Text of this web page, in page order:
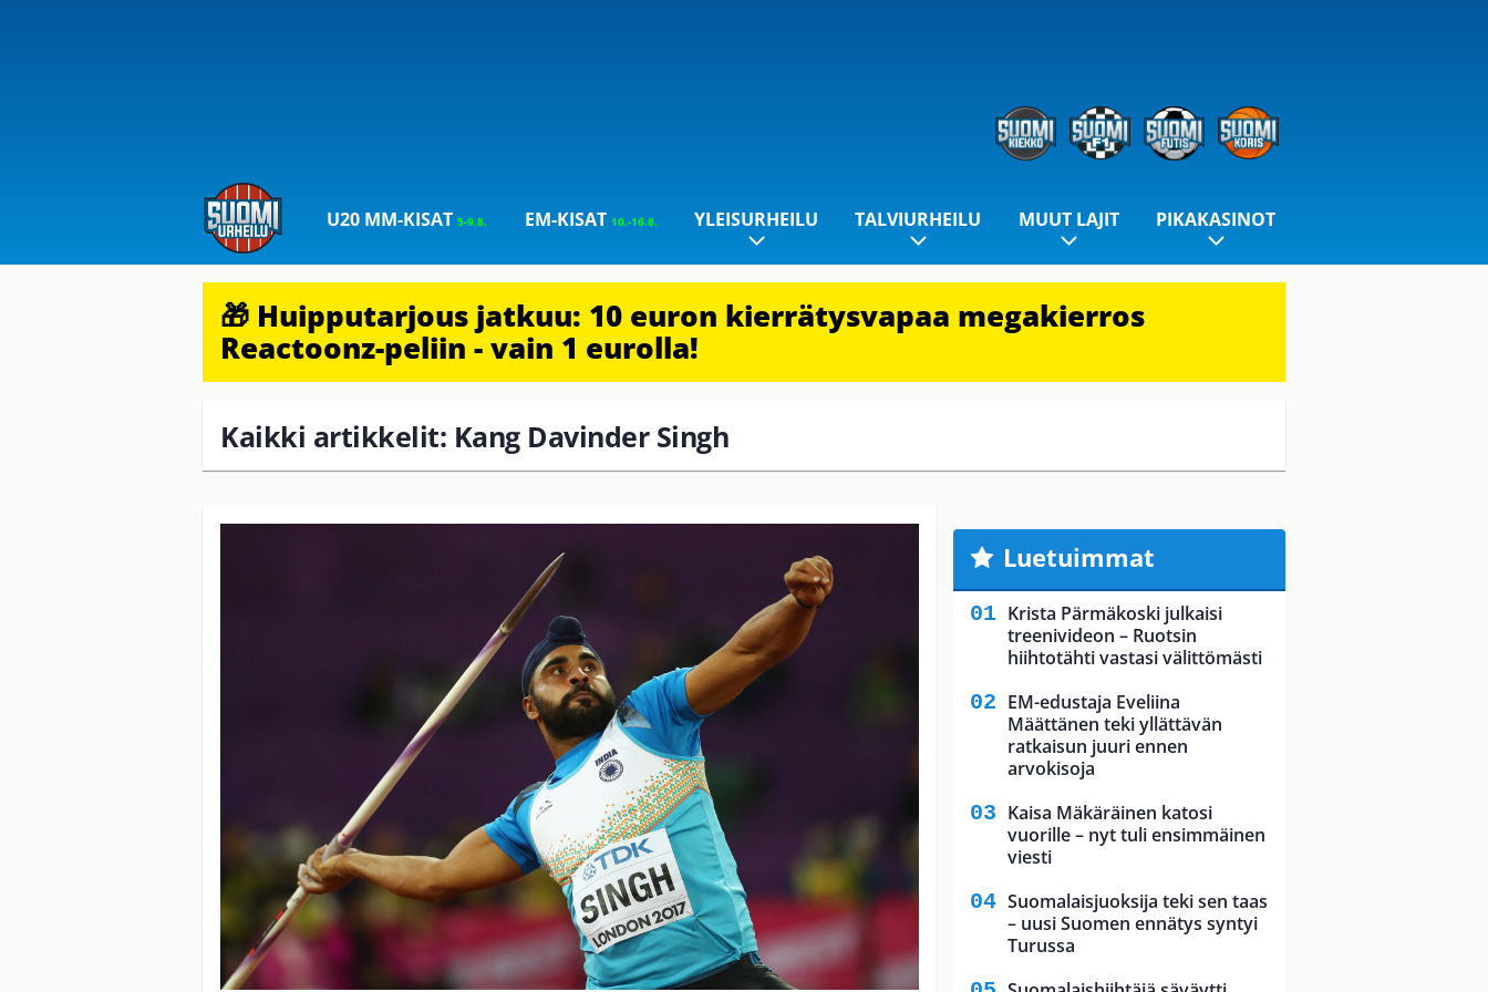
U20 MM-KISAT5-9.8. EM-KISAT 10.-16.8. YLEISURHEILU TALVIURHEILU MUUT LAJIT PIKAKASINOT
🎁 Huipputarjous jatkuu: 10 euron kierrätysvapaa megakierros
Reactoonz-peliin - vain 1 eurolla!
Kaikki artikkelit: Kang Davinder Singh
Luetuimmat
Krista Pärmäkoski julkaisi
treenivideon – Ruotsin
hiihtotähti vastasi välittömästi
EM-edustaja Eveliina
Määttänen teki yllättävän
ratkaisun juuri ennen
arvokisoja
Kaisa Mäkäräinen katosi
vuorille – nyt tuli ensimmäinen
viesti
Suomalaisjuoksija teki sen taas
– uusi Suomen ennätys syntyi
Turussa